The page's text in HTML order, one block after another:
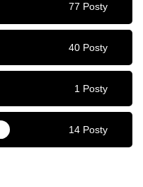
77 Posty
40 Posty
1 Posty
14 Posty